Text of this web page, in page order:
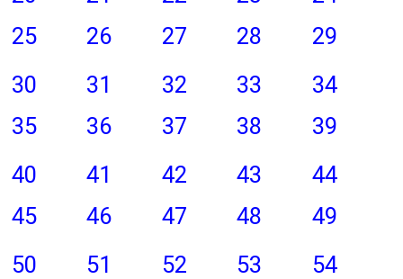
25
26 27 28
29
30
31 32 33
34
35
36 37 38
39
40
41 42 43
44
45
46 47 48
49
50
51 52 53
54